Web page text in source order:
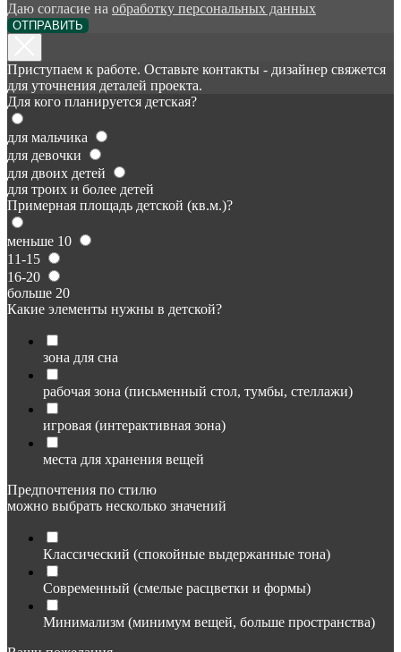
Даю согласие на обработку персональных данных
ОТПРАВИТЬ
Приступаем к работе. Оставьте контакты - дизайнер свяжется
для уточнения деталей проекта.
Для кого планируется детская?
для мальчика
для девочки
для двоих детей
для троих и более детей
Примерная площадь детской (кв.м.)?
меньше 10
11-15
16-20
больше 20
Какие элементы нужны в детской?
зона для сна
рабочая зона (письменный стол, тумбы, стеллажи)
игровая (интерактивная зона)
места для хранения вещей
Предпочтения по стилю
можно выбрать несколько значений
Классический (спокойные выдержанные тона)
Современный (смелые расцветки и формы)
Минимализм (минимум вещей, больше пространства)